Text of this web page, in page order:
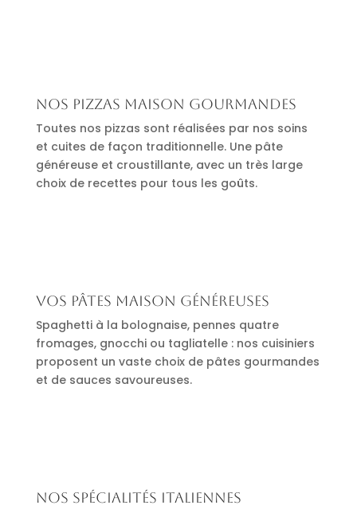
Nos pizzas maison gourmandes
Toutes nos pizzas sont réalisées par nos soins
et cuites de façon traditionnelle. Une pâte
généreuse et croustillante, avec un très large
choix de recettes pour tous les goûts.
Vos pâtes maison généreuses
Spaghetti à la bolognaise, pennes quatre
fromages, gnocchi ou tagliatelle : nos cuisiniers
proposent un vaste choix de pâtes gourmandes
et de sauces savoureuses.
Nos spécialités italiennes